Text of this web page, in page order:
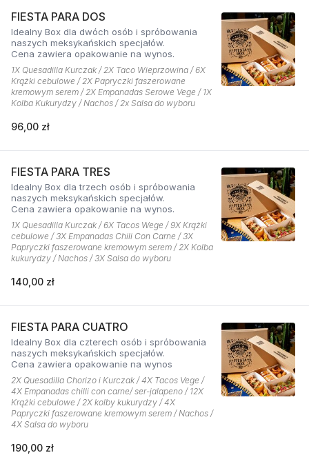
FIESTA PARA DOS
Idealny Box dla dwóch osób i spróbowania
naszych meksykańskich specjałów.
Cena zawiera opakowanie na wynos.
1X Quesadilla Kurczak / 2X Taco Wieprzowina / 6X
Krążki cebulowe / 2X Papryczki faszerowane
kremowym serem / 2X Empanadas Serowe Vege / 1X
Kolba Kukurydzy / Nachos / 2x Salsa do wyboru
96,00 zł
FIESTA PARA TRES
Idealny Box dla trzech osób i spróbowania
naszych meksykańskich specjałów.
Cena zawiera opakowanie na wynos.
1X Quesadilla Kurczak / 6X Tacos Wege / 9X Krążki
cebulowe / 3X Empanadas Chili Con Carne / 3X
Papryczki faszerowane kremowym serem / 2X Kolba
kukurydzy / Nachos / 3X Salsa do wyboru
140,00 zł
FIESTA PARA CUATRO
Idealny Box dla czterech osób i spróbowania
naszych meksykańskich specjałów.
Cena zawiera opakowanie na wynos
2X Quesadilla Chorizo i Kurczak / 4X Tacos Vege /
4X Empanadas chilli con carne/ ser-jalapeno / 12X
Krążki cebulowe / 2X kolby kukurydzy / 4X
Papryczki faszerowane kremowym serem / Nachos /
4X Salsa do wyboru
190,00 zł